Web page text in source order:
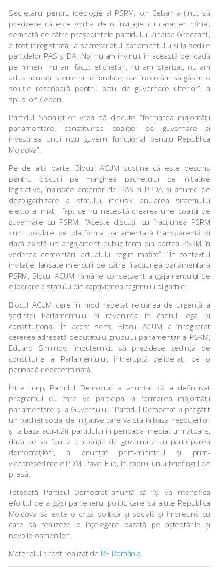
Secretarul pentru ideologie al PSRM, Ion Ceban a ținut să
precizeze că este vorba de o invitație cu caracter oficial,
semnată de către președintele partidului, Zinaida Greceanîi,
a fost înregistrată, la secretariatul parlamentului și la sediile
partidelor PAS și DA.„Noi nu am învinuit în această perioadă
pe nimeni, nu am făcut etichetări, nu am isterizat, nu am
adus acuzații sterile și nefondate, dar încercăm să găsim o
soluție rezonabilă pentru actul de guvernare ulterior”, a
spus Ion Ceban.
Partidul Socialiștilor vrea să discute ”formarea majorității
parlamentare, constituirea coaliției de guvernare și
investirea unui nou guvern funcțional pentru Republica
Moldova”.
Pe de altă parte, Blocul ACUM susține că este deschis
pentru discuții pe marginea pachetului de inițiative
legislative, înaintate anterior de PAS și PPDA și anume de
dezoligarhizare a statului, inclusiv anularea sistemului
electoral mixt, fapt ce nu necesită crearea unei coaliții de
guvernare cu PSRM. ”Aceste discuții cu fracțiunea PSRM
sunt posibile pe platforma parlamentară transparentă și
dacă există un angajament public ferm din partea PSRM în
vederea demontării actualului regim mafiot”. ”În contextul
invitației lansate miercuri de către fracțiunea parlamentară
PSRM, Blocul ACUM rămâne consecvent angajamentului de
eliberare a statului din captivitatea regimului oligarhic”.
Blocul ACUM cere în mod repetat reluarea de urgență a
ședinței Parlamentului și revenirea în cadrul legal și
constituțional. În acest sens, Blocul ACUM a înregistrat
cererea adresată deputatului grupului parlamentar al PSRM,
Eduard Smirnov, împuternicit să prezideze ședința de
constituire a Parlamentului, întreruptă deliberat, pe o
perioadă nedeterminată.
Între timp, Partidul Democrat a anunțat că a definitivat
programul cu care va participa la formarea majorităţii
parlamentare şi a Guvernului. ”Partidul Democrat a pregătit
un pachet social de iniţiative care va sta la baza negocierilor
şi la baza activităţii partidului în perioada imediat următoare,
dacă se va forma o coaliţie de guvernare cu participarea
democraţilor”, a anunţat prim-ministrul şi prim-
vicepreşedintele PDM, Pavel Filip, în cadrul unui briefingul de
presă.
Totodată, Partidul Democrat anunță că ”îşi va intensifica
efortul de a găsi partenerul politic care să ajute Republica
Moldova să evite o criză politică şi socială şi împreună cu
care să realizeze o înţelegere bazată pe aşteptările şi
nevoile oamenilor”.
Materialul a fost realizat de RFI România